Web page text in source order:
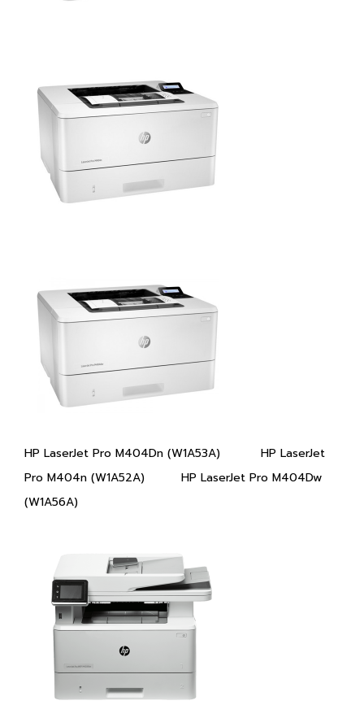
HP LaserJet Pro M404Dn (W1A53A) HP LaserJet
Pro M404n (W1A52A) HP LaserJet Pro M404Dw
(W1A56A)